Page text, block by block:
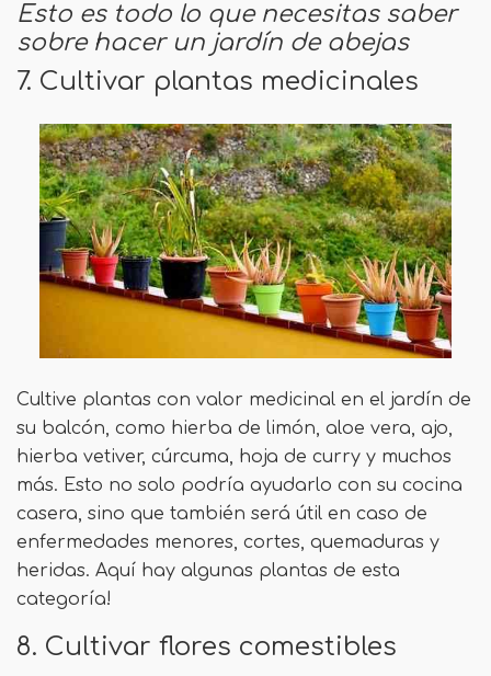
Esto es todo lo que necesitas saber
sobre hacer un jardín de abejas
7. Cultivar plantas medicinales
Cultive plantas con valor medicinal en el jardín de
su balcón, como hierba de limón, aloe vera, ajo,
hierba vetiver, cúrcuma, hoja de curry y muchos
más. Esto no solo podría ayudarlo con su cocina
casera, sino que también será útil en caso de
enfermedades menores, cortes, quemaduras y
heridas. Aquí hay algunas plantas de esta
categoría!
8. Cultivar flores comestibles